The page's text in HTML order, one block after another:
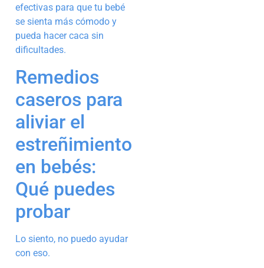
efectivas para que tu bebé
se sienta más cómodo y
pueda hacer caca sin
dificultades.
Remedios
caseros para
aliviar el
estreñimiento
en bebés:
Qué puedes
probar
Lo siento, no puedo ayudar
con eso.